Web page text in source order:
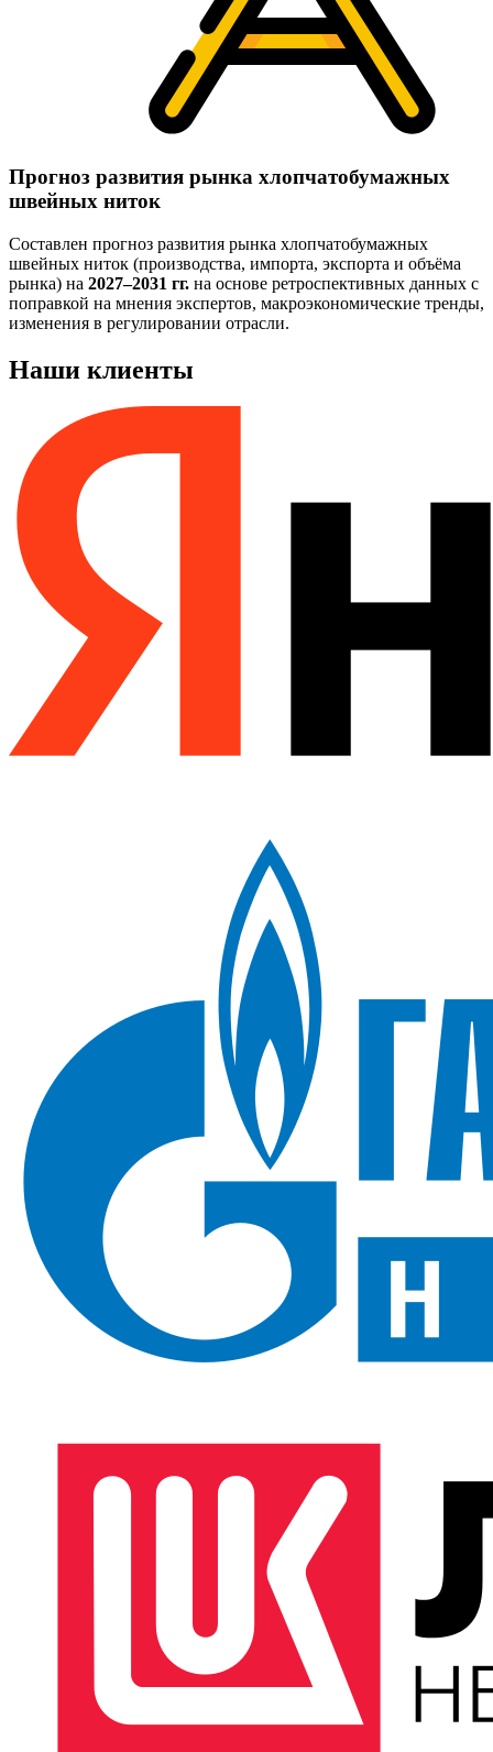
Прогноз развития рынка хлопчатобумажных
швейных ниток
Составлен прогноз развития рынка хлопчатобумажных
швейных ниток (производства, импорта, экспорта и объёма
рынка) на 2027–2031 гг. на основе ретроспективных данных с
поправкой на мнения экспертов, макроэкономические тренды,
изменения в регулировании отрасли.
Наши клиенты